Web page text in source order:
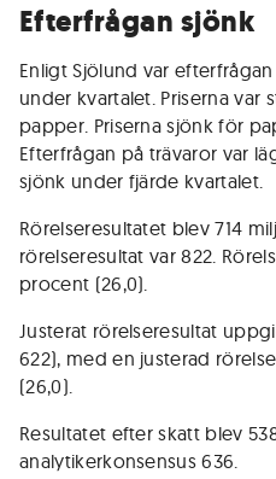
Efterfrågan sjönk
Enligt Sjölund var
under kvartalet. Priserna var
papper. Priserna sjönk för
Efterfrågan på trävaror var
sjönk under fjärde kvartalet.
Rörelseresultatet blev 714
rörelseresultat var 822.
procent (26,0).
Justerat rörelseresultat
622), med en justerad
(26,0).
Resultatet efter skatt blev
analytikerkonsensus 636.